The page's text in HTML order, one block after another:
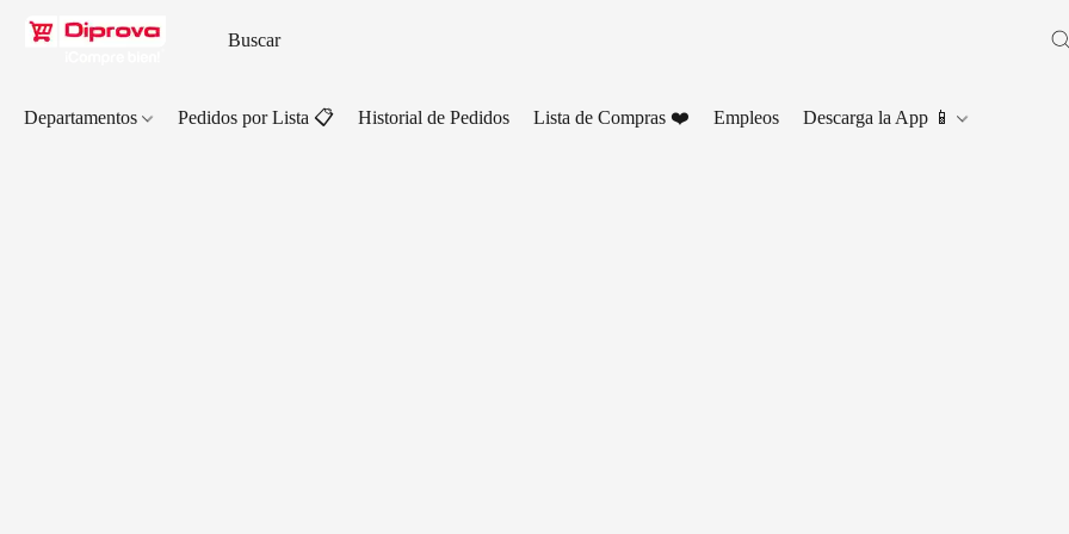
Departamentos Pedidos por Lista 📋 Historial de Pedidos Lista de Compras ❤️ Empleos Descarga la App 📱